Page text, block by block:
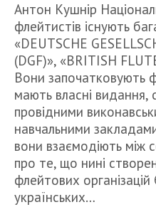
Антон Кушнiр
флейтистів існують
«DEUTSCHE
(DGF)», «BRITISH
Вони започатковують
мають власні видання,
провідними
навчальними
вони взаємодіють
про те, що нині
флейтових
українських…